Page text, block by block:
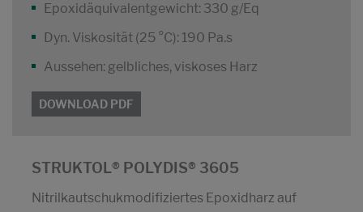
Epoxidäquivalentgewicht: 330 g/Eq
Dyn. Viskosität (25 °C): 190 Pa.s
Aussehen: gelbliches, viskoses Harz
DOWNLOAD PDF
STRUKTOL® POLYDIS® 3605
Nitrilkautschukmodifiziertes Epoxidharz auf